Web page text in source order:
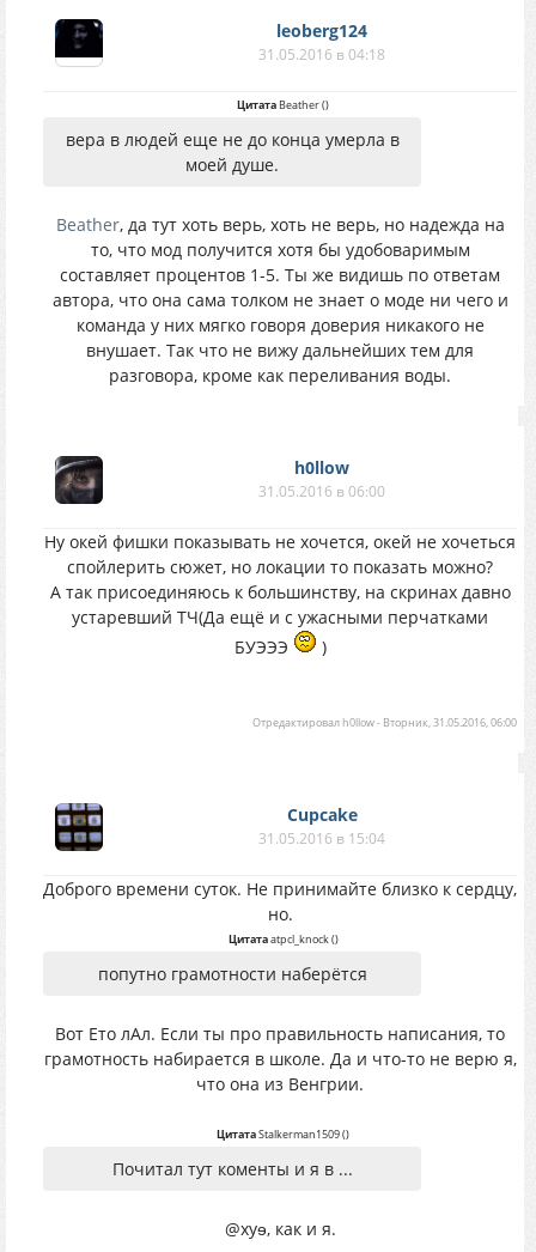
leoberg124
31.05.2016 в 04:18
ЦитатаBeather()
вера в людей еще не до конца умерла в
моей душе.
Beather, да тут хоть верь, хоть не верь, но надежда на
то, что мод получится хотя бы удобоваримым
составляет процентов 1-5. Ты же видишь по ответам
автора, что она сама толком не знает о моде ни чего и
команда у них мягко говоря доверия никакого не
внушает. Так что не вижу дальнейших тем для
разговора, кроме как переливания воды.
h0llow
31.05.2016 в 06:00
Ну окей фишки показывать не хочется, окей не хочеться
спойлерить сюжет, но локации то показать можно?
А так присоединяюсь к большинству, на скринах давно
устаревший ТЧ(Да ещё и с ужасными перчатками
БУЭЭЭ
)
Отредактировал h0llow- Вторник, 31.05.2016, 06:00
Cupcake
31.05.2016 в 15:04
Доброго времени суток. Не принимайте близко к сердцу,
но.
Цитатаatpcl_knock()
попутно грамотности наберётся
Вот Ето лАл. Если ты про правильность написания, то
грамотность набирается в школе. Да и что-то не верю я,
что она из Венгрии.
ЦитатаStalkerman1509()
Почитал тут коменты и я в ...
@хуɘ, как и я.